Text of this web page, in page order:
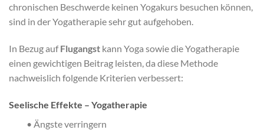
chronischen Beschwerde keinen Yogakurs besuchen können,
sind in der Yogatherapie sehr gut aufgehoben.
In Bezug aufFlugangst kann Yoga sowie die Yogatherapie
einen gewichtigen Beitrag leisten, da diese Methode
nachweislich folgende Kriterien verbessert:
Seelische Effekte – Yogatherapie
• Ängste verringern